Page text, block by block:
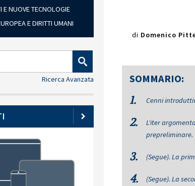
di Domenico
SOMMARIO:
1. Cenni
2.
L'iter
prepreliminare.
3. (Segue). La
4.
(Segue). La
E NUOVE TECNOLOGIE
E DIRITTI UMANI
Ricerca Avanzata